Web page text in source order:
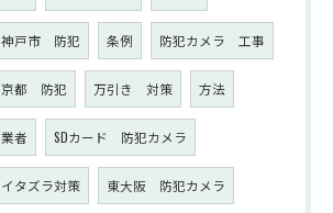
神戸市 防犯 条例 防犯カメラ 工事
京都 防犯 万引き 対策 方法
業者 SDカード 防犯カメラ
イタズラ対策 東大阪 防犯カメラ